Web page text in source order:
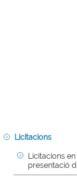
Licitacions
Licitacions
presentació